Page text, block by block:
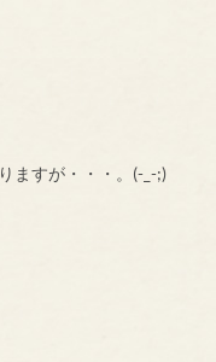
ますが・・・。(-_-;)